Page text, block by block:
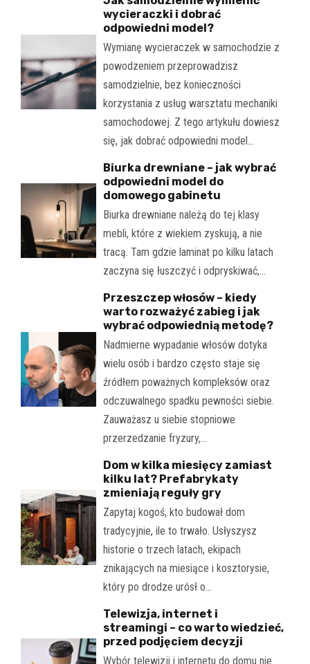
wycieraczki i dobrać
odpowiedni model?
Wymianę wycieraczek w samochodzie z
powodzeniem przeprowadzisz
samodzielnie, bez konieczności
korzystania z usług warsztatu mechaniki
samochodowej. Z tego artykułu dowiesz
się, jak dobrać odpowiedni model…
Biurka drewniane – jak wybrać
odpowiedni model do
domowego gabinetu
Biurka drewniane należą do tej klasy
mebli, które z wiekiem zyskują, a nie
tracą. Tam gdzie laminat po kilku latach
zaczyna się łuszczyć i odpryskiwać,…
Przeszczep włosów – kiedy
warto rozważyć zabieg i jak
wybrać odpowiednią metodę?
Nadmierne wypadanie włosów dotyka
wielu osób i bardzo często staje się
źródłem poważnych kompleksów oraz
odczuwalnego spadku pewności siebie.
Zauważasz u siebie stopniowe
przerzedzanie fryzury,…
Dom w kilka miesięcy zamiast
kilku lat? Prefabrykaty
zmieniają reguły gry
Zapytaj kogoś, kto budował dom
tradycyjnie, ile to trwało. Usłyszysz
historie o trzech latach, ekipach
znikających na miesiące i kosztorysie,
który po drodze urósł o…
Telewizja, internet i
streamingi – co warto wiedzieć,
przed podjęciem decyzji
Wybór telewizji i internetu do domu nie